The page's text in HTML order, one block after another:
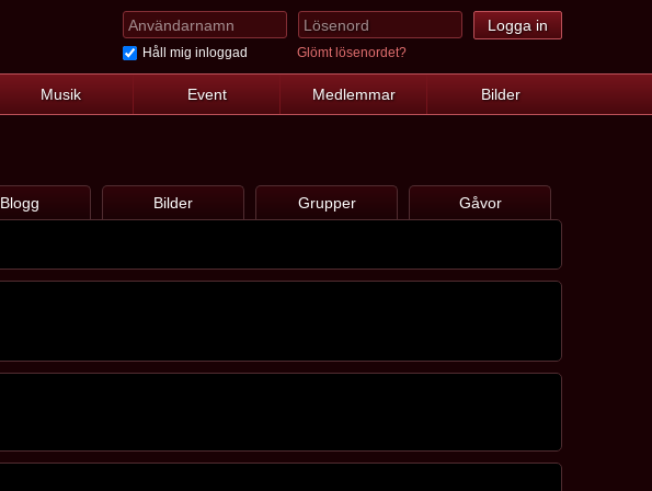
Håll mig inloggad Glömt lösenordet?
Musik Event Medlemmar Bilder
Blogg Bilder Grupper Gåvor